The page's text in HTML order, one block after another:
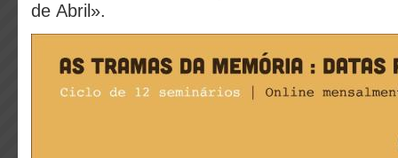
de Abril».